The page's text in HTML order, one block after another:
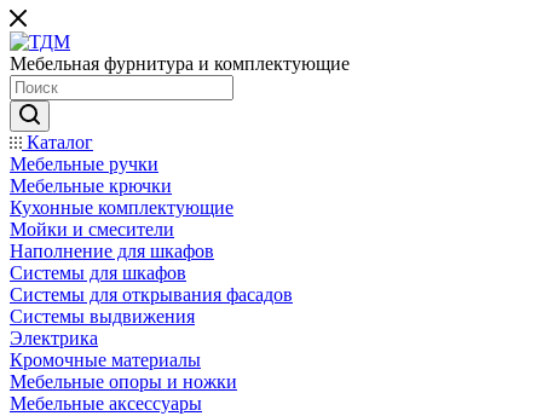
Мебельная фурнитура и комплектующие
Каталог
Мебельные ручки
Мебельные крючки
Кухонные комплектующие
Мойки и смесители
Наполнение для шкафов
Cистемы для шкафов
Системы для открывания фасадов
Системы выдвижения
Электрика
Кромочные материалы
Мебельные опоры и ножки
Мебельные аксессуары